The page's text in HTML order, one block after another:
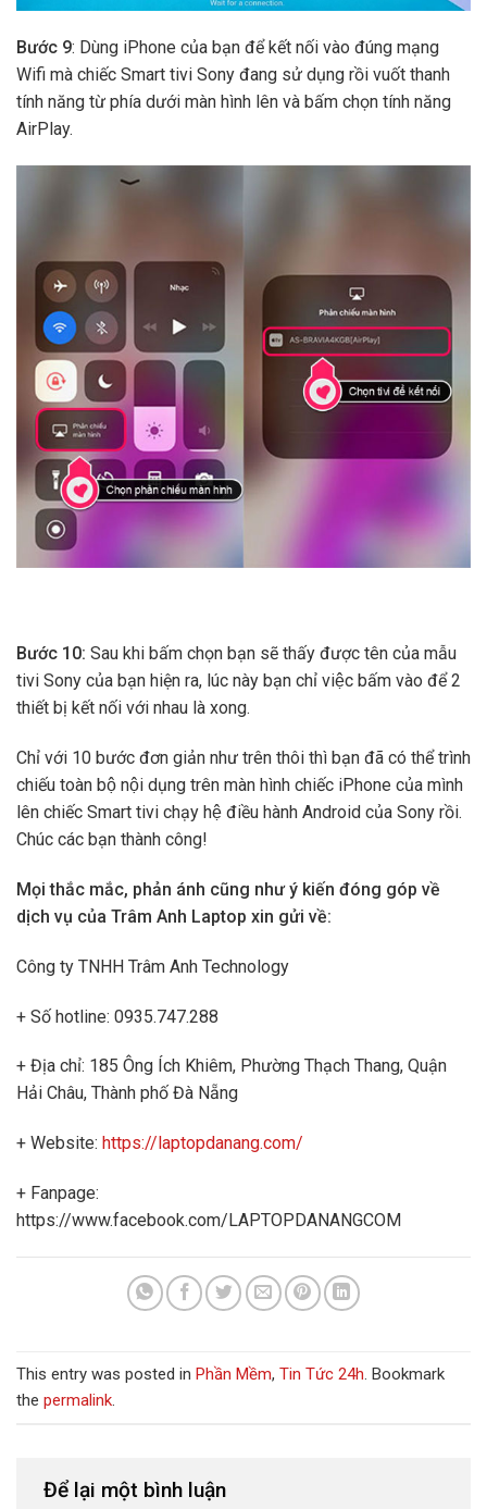
Bước 9: Dùng iPhone của bạn để kết nối vào đúng mạng
Wifi mà chiếc Smart tivi Sony đang sử dụng rồi vuốt thanh
tính năng từ phía dưới màn hình lên và bấm chọn tính năng
AirPlay.
Bước 10: Sau khi bấm chọn bạn sẽ thấy được tên của mẫu
tivi Sony của bạn hiện ra, lúc này bạn chỉ việc bấm vào để 2
thiết bị kết nối với nhau là xong.
Chỉ với 10 bước đơn giản như trên thôi thì bạn đã có thể trình
chiếu toàn bộ nội dụng trên màn hình chiếc iPhone của mình
lên chiếc Smart tivi chạy hệ điều hành Android của Sony rồi.
Chúc các bạn thành công!
Mọi thắc mắc, phản ánh cũng như ý kiến đóng góp về
dịch vụ của Trâm Anh Laptop xin gửi về:
Công ty TNHH Trâm Anh Technology
+ Số hotline: 0935.747.288
+ Địa chỉ: 185 Ông Ích Khiêm, Phường Thạch Thang, Quận
Hải Châu, Thành phố Đà Nẵng
+ Website: https://laptopdanang.com/
+ Fanpage:
https://www.facebook.com/LAPTOPDANANGCOM
This entry was posted in Phần Mềm, Tin Tức 24h . Bookmark
the permalink
Để lại một bình luận